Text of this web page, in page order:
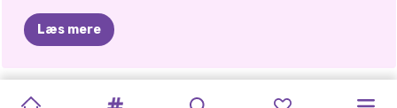
Klæd dig op til en hyggelig aften på
stranden!
Når solen går ned, forvandles stranden til et magisk
tilflugtssted, og prinsesserne har brug for
det perfekte
Læs mere
CELEBRITY
DRESS-UP
PRINSESSER SKURKE ELIZA